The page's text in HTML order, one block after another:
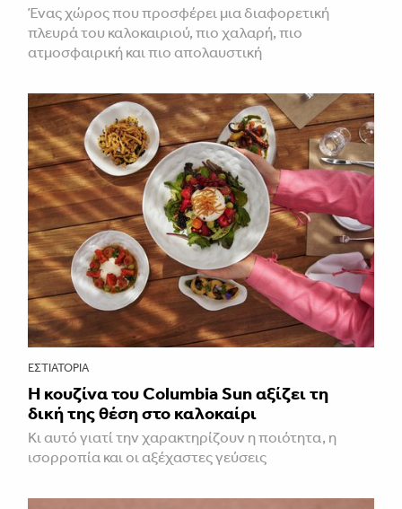
Ένας χώρος που προσφέρει μια διαφορετική
πλευρά του καλοκαιριού, πιο χαλαρή, πιο
ατμοσφαιρική και πιο απολαυστική
ΕΣΤΙΑΤΌΡΙΑ
Η κουζίνα του Columbia Sun αξίζει τη
δική της θέση στο καλοκαίρι
Κι αυτό γιατί την χαρακτηρίζουν η ποιότητα, η
ισορροπία και οι αξέχαστες γεύσεις